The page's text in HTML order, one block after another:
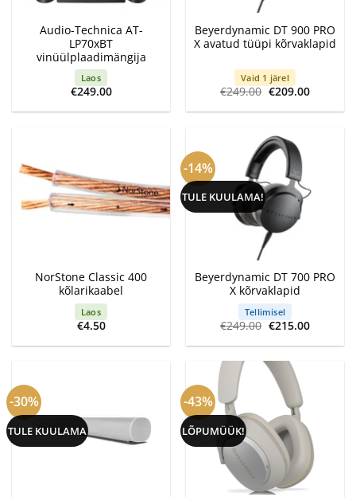
Audio-Technica AT-
LP70xBT
vinüülplaadimängija
Laos
€249.00
Beyerdynamic DT 900 PRO
X avatud tüüpi kõrvaklapid
Vaid 1 järel
€249.00 Algne
hind
oli:
€209.00Current
is:
NorStone Classic 400
kõlarikaabel
Laos
€4.50
-14%
TULE KUULAMA!
Beyerdynamic DT 700 PRO
X kõrvaklapid
Tellimisel
€249.00 Algne
hind
oli:
€215.00Current
is:
-30%
TULE KUULAMA
-43%
LÕPUMÜÜK!